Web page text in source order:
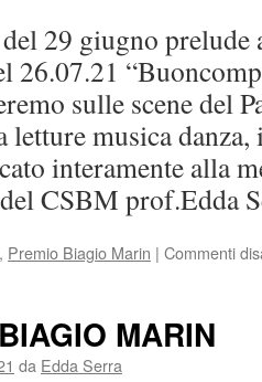
29 giugno prelude
26.07.21
sulle scene del
letture musica
interamente alla
CSBM prof.Edda
, Premio Biagio Marin | Commenti
MARIN
da Edda Serra